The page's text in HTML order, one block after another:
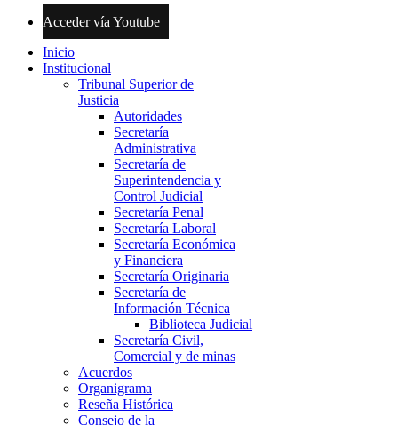
Acceder vía Youtube
Inicio
Institucional
Tribunal Superior de
Justicia
Autoridades
Secretaría
Administrativa
Secretaría de
Superintendencia y
Control Judicial
Secretaría Penal
Secretaría Laboral
Secretaría Económica
y Financiera
Secretaría Originaria
Secretaría de
Información Técnica
Biblioteca Judicial
Secretaría Civil,
Comercial y de minas
Acuerdos
Organigrama
Reseña Histórica
Consejo de la